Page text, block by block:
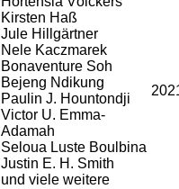
Kirsten Haß
Jule Hillgärtner
Nele Kaczmarek
Bonaventure Soh
Bejeng Ndikung
Paulin J. Hountondji
Victor U. Emma-
Adamah
Seloua Luste Boulbina
Justin E. H. Smith
und viele weitere